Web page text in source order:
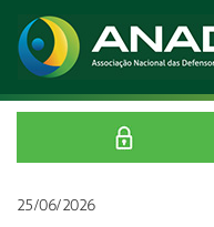
25/06/2026